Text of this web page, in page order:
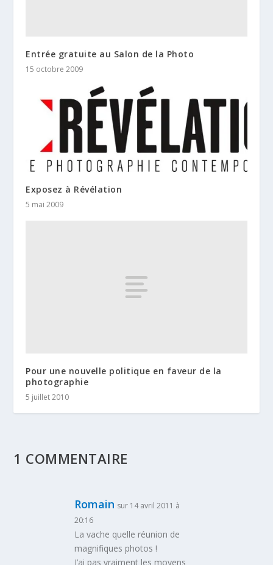
Entrée gratuite au Salon de la Photo
15 octobre 2009
Exposez à Révélation
5 mai 2009
Pour une nouvelle politique en faveur de la
photographie
5 juillet 2010
1 COMMENTAIRE
Romain sur 14 avril 2011 à
20:16
La vache quelle réunion de
magnifiques photos !
J’ai pas vraiment les moyens